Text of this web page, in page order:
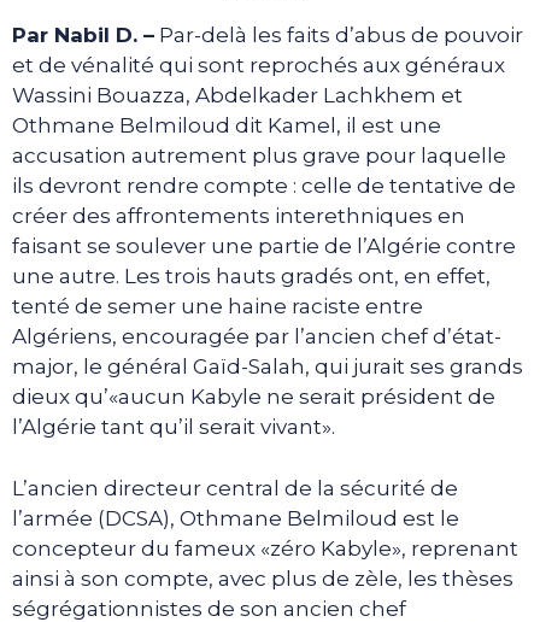
Par Nabil D. – Par-delà les faits d’abus de pouvoir
et de vénalité qui sont reprochés aux généraux
Wassini Bouazza, Abdelkader Lachkhem et
Othmane Belmiloud dit Kamel, il est une
accusation autrement plus grave pour laquelle
ils devront rendre compte : celle de tentative de
créer des affrontements interethniques en
faisant se soulever une partie de l’Algérie contre
une autre. Les trois hauts gradés ont, en effet,
tenté de semer une haine raciste entre
Algériens, encouragée par l’ancien chef d’état-
major, le général Gaïd-Salah, qui jurait ses grands
dieux qu’«aucun Kabyle ne serait président de
l’Algérie tant qu’il serait vivant».
L’ancien directeur central de la sécurité de
l’armée (DCSA), Othmane Belmiloud est le
concepteur du fameux «zéro Kabyle», reprenant
ainsi à son compte, avec plus de zèle, les thèses
ségrégationnistes de son ancien chef